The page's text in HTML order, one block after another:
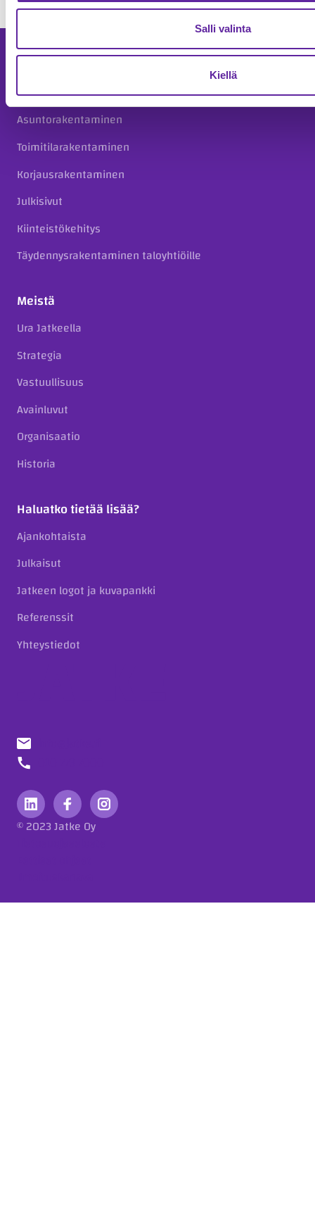
Salli valinta
Kiellä
Asuntokohteet
Asuntorakentaminen
Toimitilarakentaminen
Korjausrakentaminen
Julkisivut
Kiinteistökehitys
Täydennysrakentaminen taloyhtiöille
Meistä
Ura Jatkeella
Strategia
Vastuullisuus
Avainluvut
Organisaatio
Historia
Haluatko tietää lisää?
Ajankohtaista
Julkaisut
Jatkeen logot ja kuvapankki
Referenssit
Yhteystiedot
© 2023 Jatke Oy